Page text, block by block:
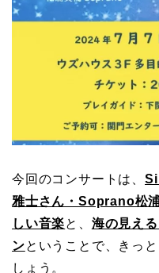
今回のコンサートは、
雅士さん・Soprano松
しい音楽と、 海の見え
ンということで、きっ
しょう。